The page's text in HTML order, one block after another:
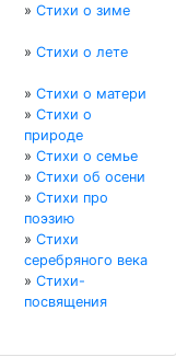
» Стихи о зиме
» Стихи о лете
» Стихи о матери
» Стихи о
природе
» Стихи о семье
» Стихи об осени
» Стихи про
поэзию
» Стихи
серебряного века
» Стихи-
посвящения